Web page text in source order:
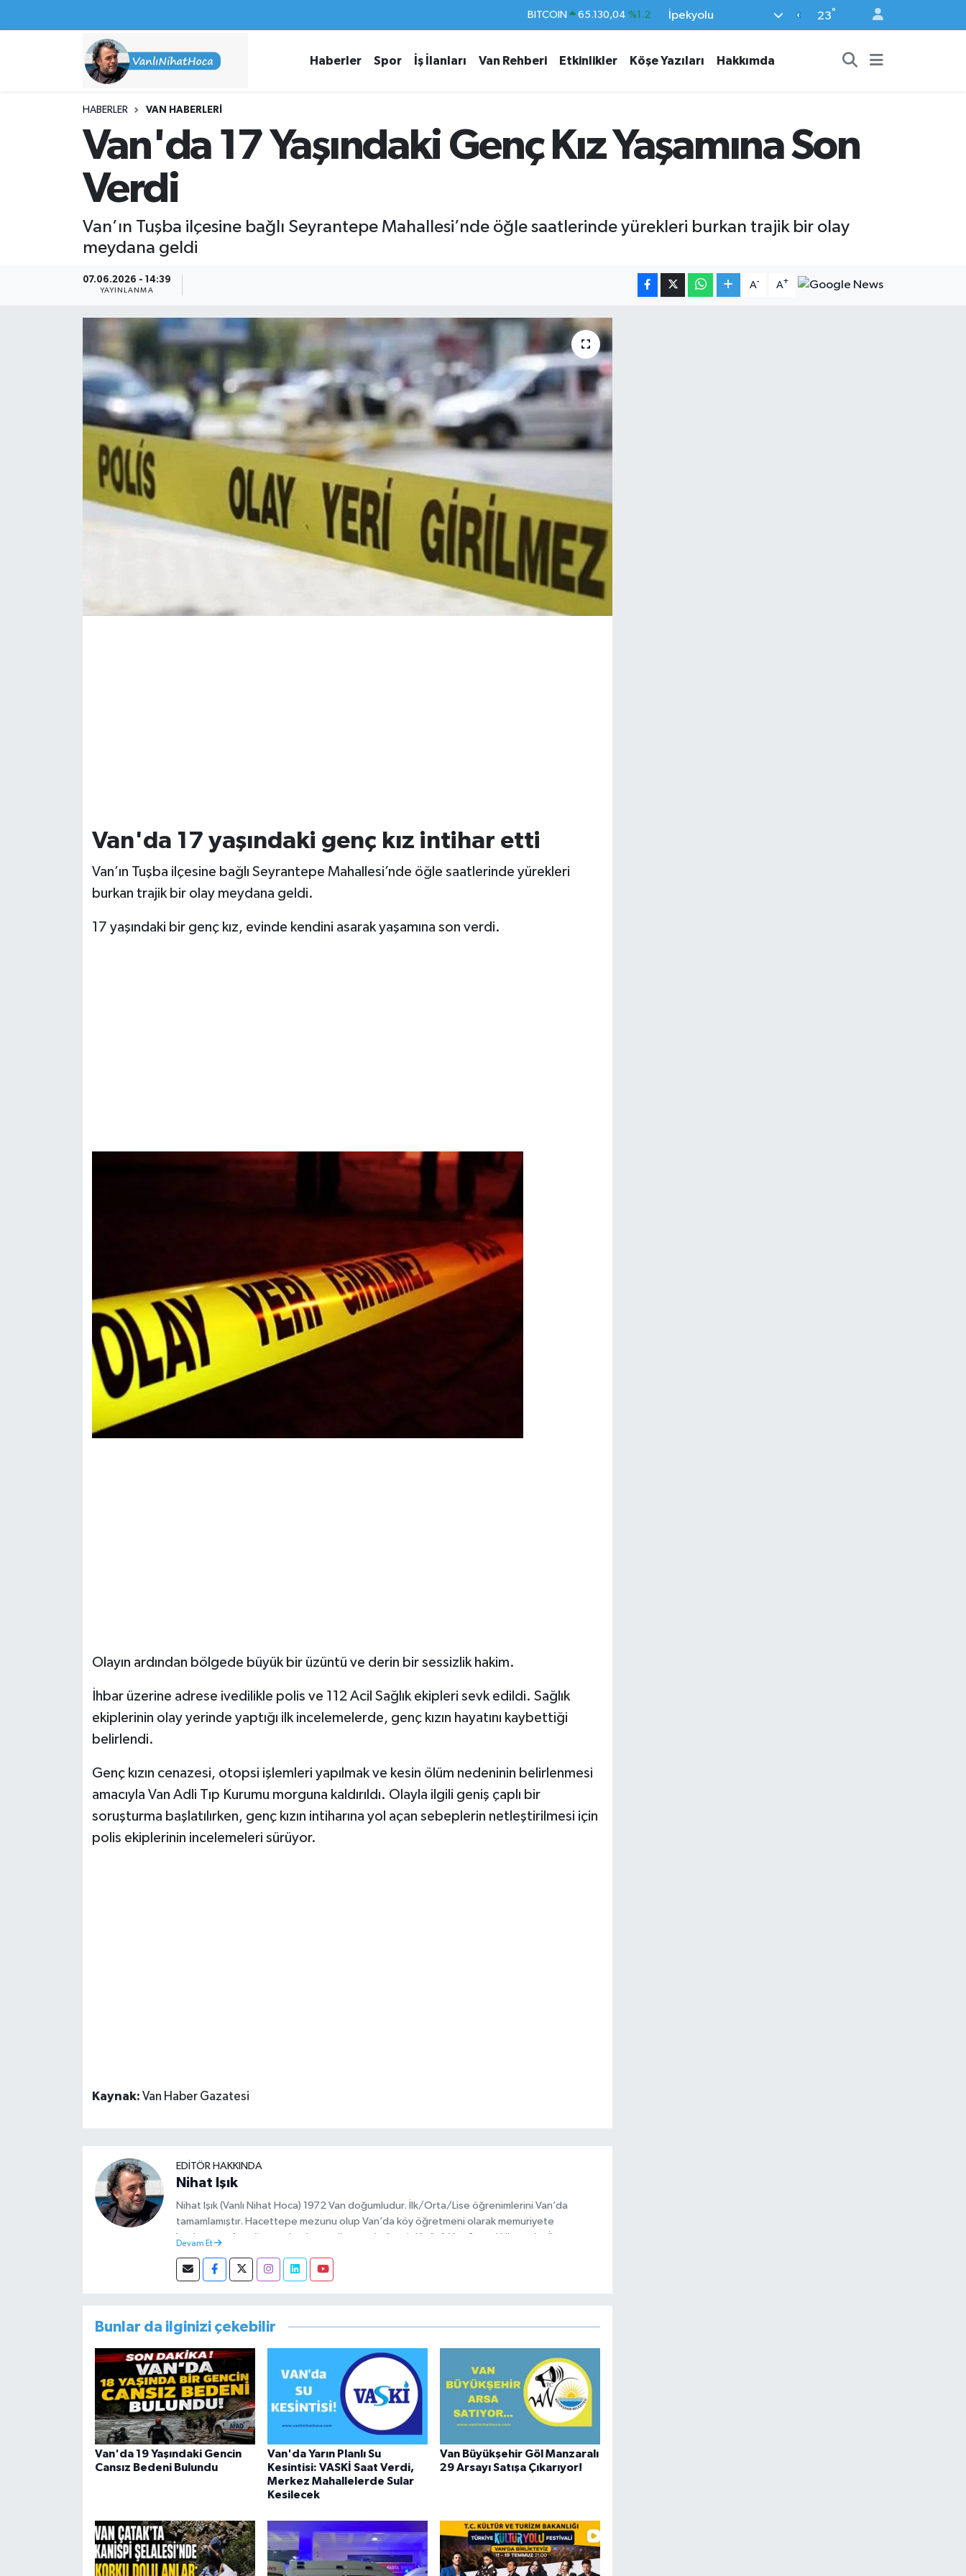
DOLAR 47,7106 %0.17
STERLİN 64,4046 %0.35
BITCOIN 65.130,04 %1.2
İpekyolu 23°
Haberler Spor İş İlanları Van Rehberi Etkinlikler Köşe Yazıları Hakkımda
HABERLER VAN HABERLERI
Van'da 17 Yaşındaki Genç Kız Yaşamına Son
Verdi
Van’ın Tuşba ilçesine bağlı Seyrantepe Mahallesi’nde öğle saatlerinde yürekleri burkan trajik bir olay
meydana geldi
07.06.2026 - 14:39
YAYINLANMA
A- A+
Van'da 17 yaşındaki genç kız intihar etti
Van’ın Tuşba ilçesine bağlı Seyrantepe Mahallesi’nde öğle saatlerinde yürekleri
burkan trajik bir olay meydana geldi.
17 yaşındaki bir genç kız, evinde kendini asarak yaşamına son verdi.
​Olayın ardından bölgede büyük bir üzüntü ve derin bir sessizlik hakim.
İhbar üzerine adrese ivedilikle polis ve 112 Acil Sağlık ekipleri sevk edildi. Sağlık
ekiplerinin olay yerinde yaptığı ilk incelemelerde, genç kızın hayatını kaybettiği
belirlendi.
​Genç kızın cenazesi, otopsi işlemleri yapılmak ve kesin ölüm nedeninin belirlenmesi
amacıyla Van Adli Tıp Kurumu morguna kaldırıldı. Olayla ilgili geniş çaplı bir
soruşturma başlatılırken, genç kızın intiharına yol açan sebeplerin netleştirilmesi için
polis ekiplerinin incelemeleri sürüyor.
Kaynak: Van Haber Gazatesi
EDITÖR HAKKINDA
Nihat Işık
Nihat Işık (Vanlı Nihat Hoca) 1972 Van doğumludur. İlk/Orta/Lise öğrenimlerini Van’da
tamamlamıştır. Hacettepe mezunu olup Van’da köy öğretmeni olarak memuriyete
başlamıştır. Asteğmen olarak yaptığı vatani görevi dönüşü Van Sosyal Hizmetler İl
görevini yürütürken istifa edip sosyal medyayı tercih etmiştir.
Devam Et
Bunlar da ilginizi çekebilir
Van'da 19 Yaşındaki Gencin
Cansız Bedeni Bulundu
Van'da Yarın Planlı Su
Kesintisi: VASKİ Saat Verdi,
Merkez Mahallelerde Sular
Kesilecek
Van Büyükşehir Göl Manzaralı
29 Arsayı Satışa Çıkarıyor!
Haberler
İş İlanları
Etkinlikler
Hakkımda
İpekyolu Nöbetçi Eczaneler
İpekyolu Trafik Yoğunluk Haritası
Tüm Manşetler
Son Dakika Haberleri
Haber Arşivi